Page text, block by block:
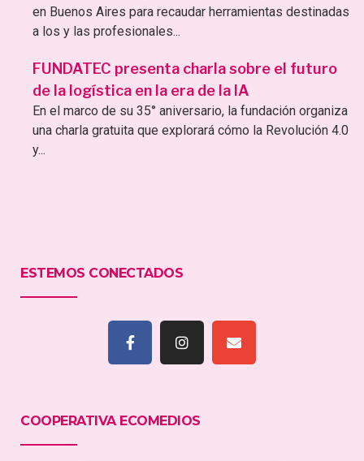
en Buenos Aires para recaudar herramientas destinadas
a los y las profesionales...
FUNDATEC presenta charla sobre el futuro
de la logística en la era de la IA
En el marco de su 35° aniversario, la fundación organiza
una charla gratuita que explorará cómo la Revolución 4.0
y...
ESTEMOS CONECTADOS
COOPERATIVA ECOMEDIOS